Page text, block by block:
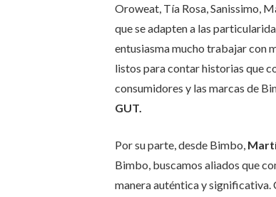
Oroweat, Tía Rosa, Sanissimo,
que se adapten a las
entusiasma mucho trabajar con
listos para contar historias que
consumidores y las marcas de
GUT.
Por su parte, desde Bimbo,
Bimbo, buscamos aliados que
manera auténtica y significativa.